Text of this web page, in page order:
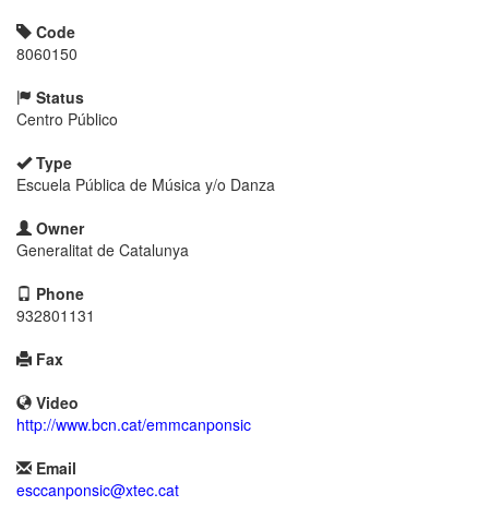
Code
8060150
Status
Centro Público
Type
Escuela Pública de Música y/o Danza
Owner
Generalitat de Catalunya
Phone
932801131
Fax
Video
http://www.bcn.cat/emmcanponsic
Email
esccanponsic@xtec.cat